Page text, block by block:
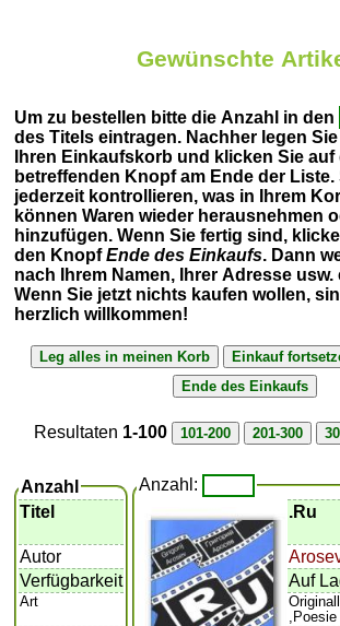
Gewünschte
Um zu bestellen bitte die Anzahl in den
des Titels eintragen. Nachher legen
Ihren Einkaufskorb und klicken Sie auf
betreffenden Knopf am Ende der Liste.
jederzeit kontrollieren, was in Ihrem
können Waren wieder herausnehmen
hinzufügen. Wenn Sie fertig sind,
den KnopfEnde des Einkaufs. Dann
nach Ihrem Namen, Ihrer Adresse
Wenn Sie jetzt nichts kaufen wollen,
herzlich willkommen!
Resultaten 1-100
Anzahl
Titel
Autor
Verfügbarkeit
Art
Anzahl:
.Ru
Auf
,Poesie